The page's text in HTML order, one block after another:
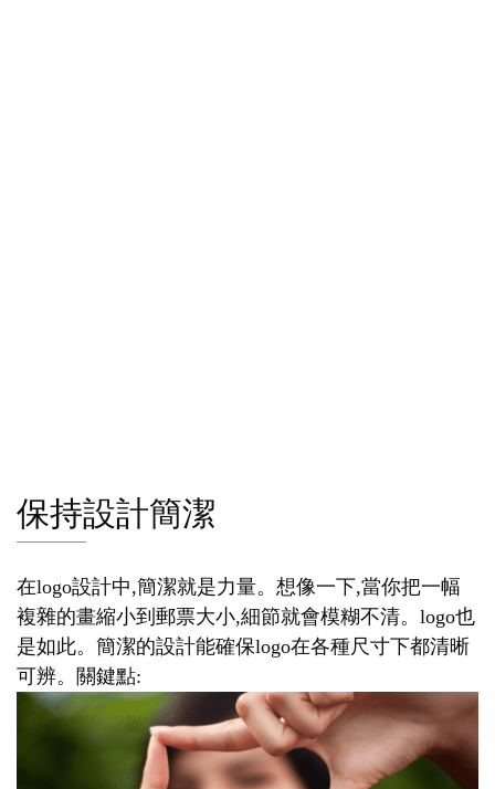
保持設計簡潔
在logo設計中,簡潔就是力量。想像一下,當你把一幅
複雜的畫縮小到郵票大小,細節就會模糊不清。logo也
是如此。簡潔的設計能確保logo在各種尺寸下都清晰
可辨。關鍵點: